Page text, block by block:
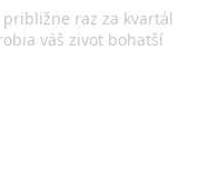
raz za kvartál
váš zivot bohatší